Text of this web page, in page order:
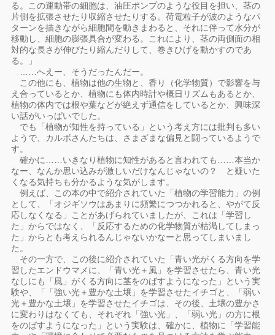
る。この運動帯の細胞は、油圧ポンプのような役目を担い、茎の
片側を拡張させたり収縮させたりする。荷電粒子が波のようなパ
ターンを描きながら細胞間を動きまわると、それに伴って水分が
移動し、細胞の膨張具合が変わる。これにより、茎の両側面の相
対的な長さが伸びたり縮んだりして、巻きひげを動かすのであ
る。」
……へえー、そうだったんだー。
この他にも、植物は他の生物と、香り（化学物質）で影響を与
え合っているとか、植物にも体内時計や概日リズムもあるとか、
植物の体内では根や葉などが絶えず通信をしているとか、興味深
い話がいっぱいでした。
でも「植物が知性を持っている」という考え方には批判も多い
ようで、カルボさんたちは、さまざまな偏見と闘っているようで
す。
確かに……いきなり植物に知性があると言われても……本当か
なー、なんか思い込みが激しいだけなんじゃないの？ と疑いた
くなる気持ちも分かるような気がします。
例えば、この本の中で紹介されていた「植物の学習能力」の例
として、「オジギソウはあまりに頻繁につつかれると、やがて反
応しなくなる」ことがあげられていましたが、これは「学習し
た」からではなく、「反応するための化学物質が枯渇してしまっ
た」からとも考えられるんじゃないかなーと思ってしまいまし
た。
その一方で、この後に紹介されていた「青い光がくる方向を学
習したエンドウマメに、「青い光＋風」を学習させたら、青い光
なしにも「風」がくる方向に茎をのばすようになった」という実
験や、「「強い光＋豊かな土壌」を学習させたイチゴと、「弱い
光＋豊かな土壌」を学習させたイチゴは、その後、土壌の豊かさ
に変わりはなくても、それぞれ「強い光」、「弱い光」の方に根
をのばすようになった」という実験は、確かに、植物に「学習能